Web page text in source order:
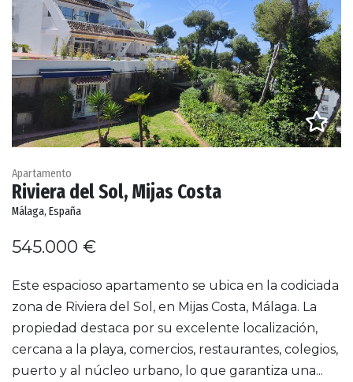
Apartamento
Riviera del Sol, Mijas Costa
Málaga, España
545.000 €
Este espacioso apartamento se ubica en la codiciada
zona de Riviera del Sol, en Mijas Costa, Málaga. La
propiedad destaca por su excelente localización,
cercana a la playa, comercios, restaurantes, colegios,
puerto y al núcleo urbano, lo que garantiza una...